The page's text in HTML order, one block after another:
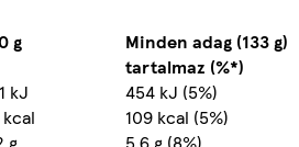
g
Minden adag (133 g)
tartalmaz (%*)
kJ
454 kJ (5%)
109 kcal (5%)